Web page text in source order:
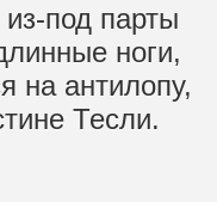
под парты
ноги,
на антилопу,
Тесли.